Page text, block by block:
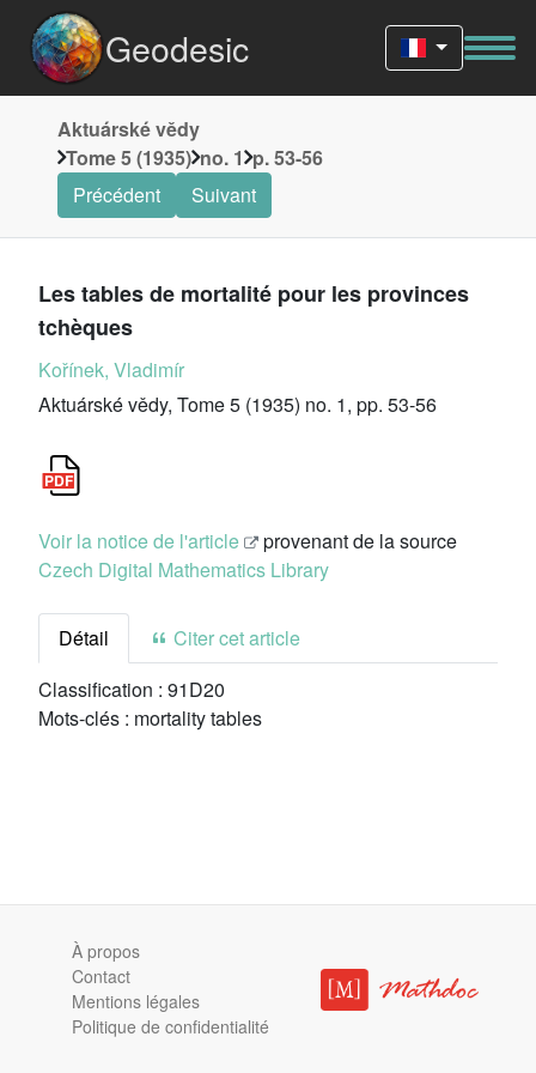
Geodesic
Aktuárské vědy
Tome 5 (1935) no. 1 p. 53-56
Précédent
Suivant
Les tables de mortalité pour les provinces
tchèques
Kořínek, Vladimír
Aktuárské vědy, Tome 5 (1935) no. 1, pp. 53-56
Voir la notice de l'article
provenant de la source
Czech Digital Mathematics Library
Détail
Citer cet article
Classification : 91D20
Mots-clés : mortality tables
À propos
Contact
Mentions légales
Politique de confidentialité